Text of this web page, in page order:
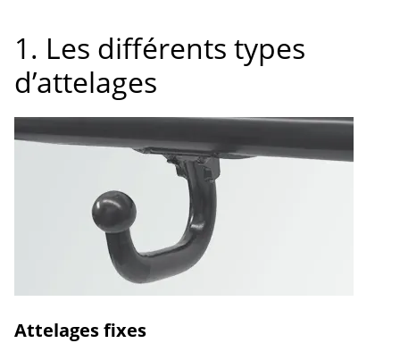
1. Les différents types
d’attelages
Attelages fixes